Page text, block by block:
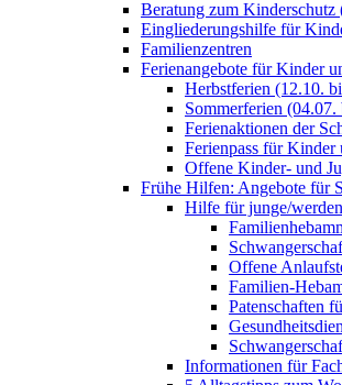
Beratung zum Kinderschutz
Eingliederungshilfe für
Familienzentren
Ferienangebote für Kinder
Herbstferien (12.10.
Sommerferien
Ferienaktionen der
Ferienpass für Kinder
Offene Kinder- und
Frühe Hilfen: Angebote für
Hilfe für junge/
Offene
Familien-
Patenschaften
Informationen für